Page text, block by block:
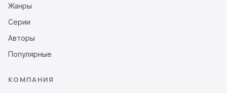
Жанры
Серии
Авторы
Популярные
КОМПАНИЯ